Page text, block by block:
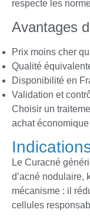
respecte les
Avantages
Prix moins cher
Qualité
Disponibilité en
Validation et
Choisir un
achat
Le Curacné
d’acné nodulaire,
mécanisme : il
cellules